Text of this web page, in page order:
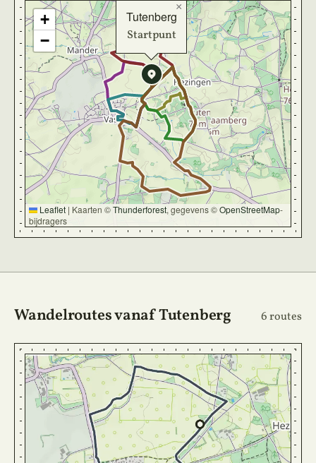
Tutenberg
Startpunt
×
+
−
Leaflet | Kaarten ©Thunderforest, gegevens ©OpenStreetMap-
bijdragers
Wandelroutes vanaf Tutenberg 6 routes